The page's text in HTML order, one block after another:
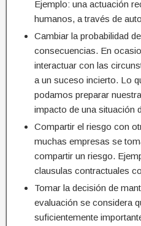
Ejemplo: una actuación
humanos, a través de
Cambiar la probabilidad
consecuencias. En
interactuar con las
a un suceso incierto. Lo
podamos preparar
impacto de una situación
Compartir el riesgo con
muchas empresas se
compartir un riesgo.
clausulas contractuales
Tomar la decisión de
evaluación se considera
suficientemente